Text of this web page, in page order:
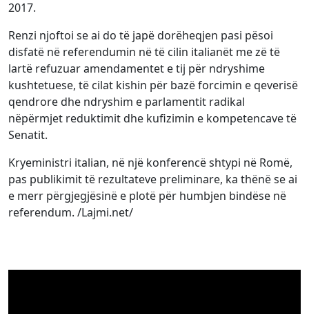
2017.
Renzi njoftoi se ai do të japë dorëheqjen pasi pësoi
disfatë në referendumin në të cilin italianët me zë të
lartë refuzuar amendamentet e tij për ndryshime
kushtetuese, të cilat kishin për bazë forcimin e qeverisë
qendrore dhe ndryshim e parlamentit radikal
nëpërmjet reduktimit dhe kufizimin e kompetencave të
Senatit.
Kryeministri italian, në një konferencë shtypi në Romë,
pas publikimit të rezultateve preliminare, ka thënë se ai
e merr përgjegjësinë e plotë për humbjen bindëse në
referendum. /Lajmi.net/